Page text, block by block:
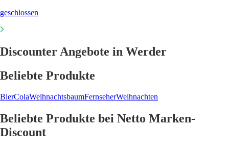
geschlossen
Discounter Angebote in Werder
Beliebte Produkte
BierColaWeihnachtsbaumFernseherWeihnachten
Beliebte Produkte bei Netto Marken-
Discount